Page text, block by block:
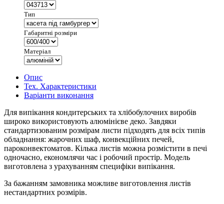
Тип
Габаритні розміри
Матеріал
Опис
Тех. Характеристики
Варіанти виконання
Для випікання кондитерських та хлібобулочних виробів
широко використовують алюмінієве деко. Завдяки
стандартизованим розмірам листи підходять для всіх типів
обладнання: жарочних шаф, конвекційних печей,
пароконвектоматов. Кілька листів можна розмістити в печі
одночасно, економлячи час і робочий простір. Модель
виготовлена з урахуванням специфіки випікання.
За бажанням замовника можливе виготовлення листів
нестандартних розмірів.